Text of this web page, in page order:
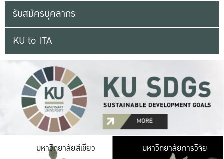
รับสมัครบุคลากร
KU to ITA
มหาวิทยาลัยสีเขียว มหาวิ
มหาวิทยาลัยการวิจัย